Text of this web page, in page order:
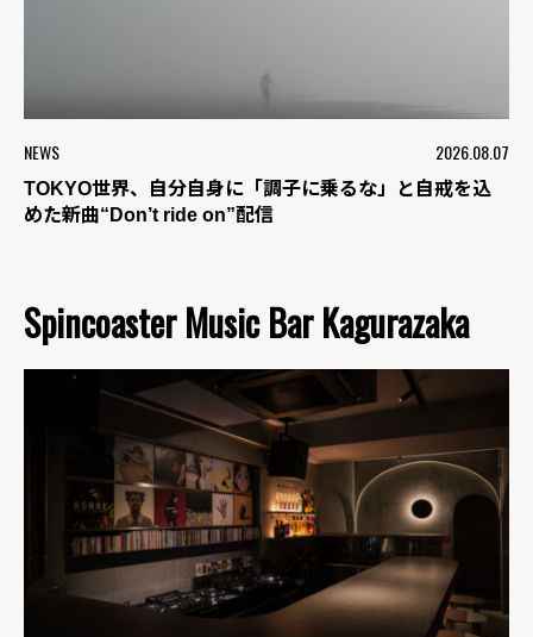
NEWS 2026.08.07
TOKYO世界、自分自身に「調子に乗るな」と自戒を込
めた新曲“Don’t ride on”配信
Spincoaster Music Bar Kagurazaka